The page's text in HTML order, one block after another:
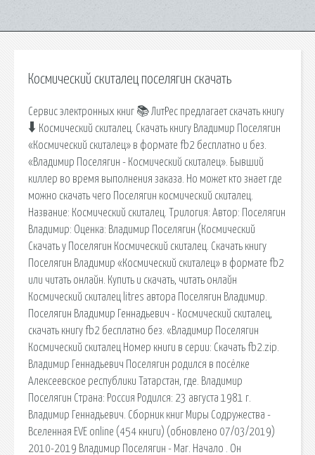
Космический скиталец поселягин скачать
Сервис электронных книг 📚 ЛитРес предлагает скачать книгу
🠳 Космический скиталец. Скачать книгу Владимир Поселягин
«Космический скиталец» в формате fb2 бесплатно и без.
«Владимир Поселягин - Космический скиталец». Бывший
киллер во время выполнения заказа. Но может кто знает где
можно скачать чего Поселягин космический скиталец.
Название: Космический скиталец. Трилогия: Автор: Поселягин
Владимир: Оценка: Владимир Поселягин (Космический
Скачать у Поселягин Космический скиталец. Скачать книгу
Поселягин Владимир «Космический скиталец» в формате fb2
или читать онлайн. Купить и скачать, читать онлайн
Космический скиталец litres автора Поселягин Владимир.
Поселягин Владимир Геннадьевич - Космический скиталец,
скачать книгу fb2 бесплатно без. «Владимир Поселягин
Космический скиталец Номер книги в серии: Скачать fb2.zip.
Владимир Геннадьевич Поселягин родился в посёлке
Алексеевское республики Татарстан, где. Владимир
Поселягин Страна: Россия Родился: 23 августа 1981 г.
Владимир Геннадьевич. Сборник книг Миры Содружества -
Вселенная EVE online (454 книги) (обновлено 07/03/2019)
2010-2019 Владимир Поселягин - Маг. Начало . Он